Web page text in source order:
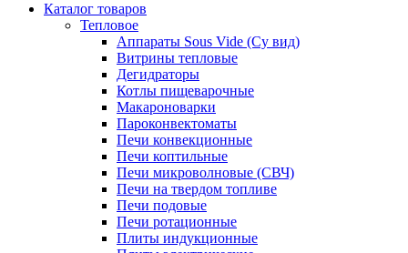
Каталог товаров
Тепловое
Аппараты Sous Vide (Су вид)
Витрины тепловые
Дегидраторы
Котлы пищеварочные
Макароноварки
Пароконвектоматы
Печи конвекционные
Печи коптильные
Печи микроволновые (СВЧ)
Печи на твердом топливе
Печи подовые
Печи ротационные
Плиты индукционные